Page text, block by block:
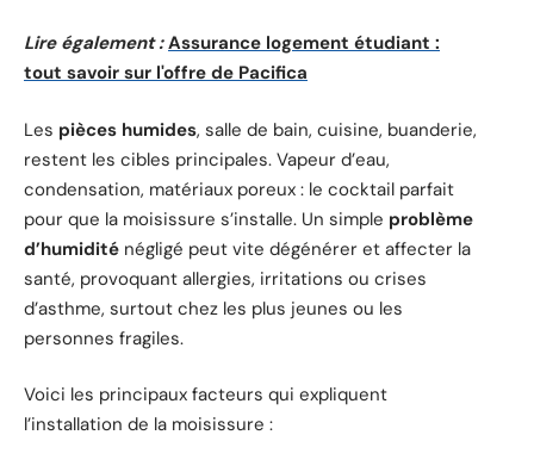
Lire également : Assurance logement étudiant :
tout savoir sur l'offre de Pacifica
Les pièces humides, salle de bain, cuisine, buanderie,
restent les cibles principales. Vapeur d’eau,
condensation, matériaux poreux : le cocktail parfait
pour que la moisissure s’installe. Un simple problème
d’humidité négligé peut vite dégénérer et affecter la
santé, provoquant allergies, irritations ou crises
d’asthme, surtout chez les plus jeunes ou les
personnes fragiles.
Voici les principaux facteurs qui expliquent
l’installation de la moisissure :